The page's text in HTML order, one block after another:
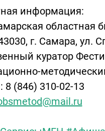
информация:
областная
г. Самара, ул.
куратор
8 (846) 310-02-13